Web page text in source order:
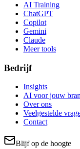
AI Training
ChatGPT
Copilot
Gemini
Claude
Meer tools
Bedrijf
Insights
AI voor jouw
Over ons
Veelgestelde
Contact
Blijf op de hoogte